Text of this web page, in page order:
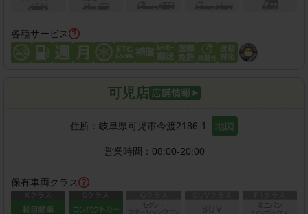
各種サービス
可児店
住所： 岐阜県可児市今渡2186-1 地図
営業時間： 08:00-20:00
保有車両クラス